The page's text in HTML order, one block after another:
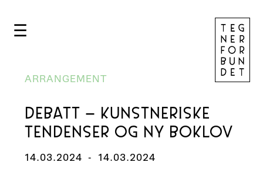
☰
ARRANGEMENT
DEBATT – KUNSTNERISKE
TENDENSER OG NY BOKLOV
14.03.2024 - 14.03.2024